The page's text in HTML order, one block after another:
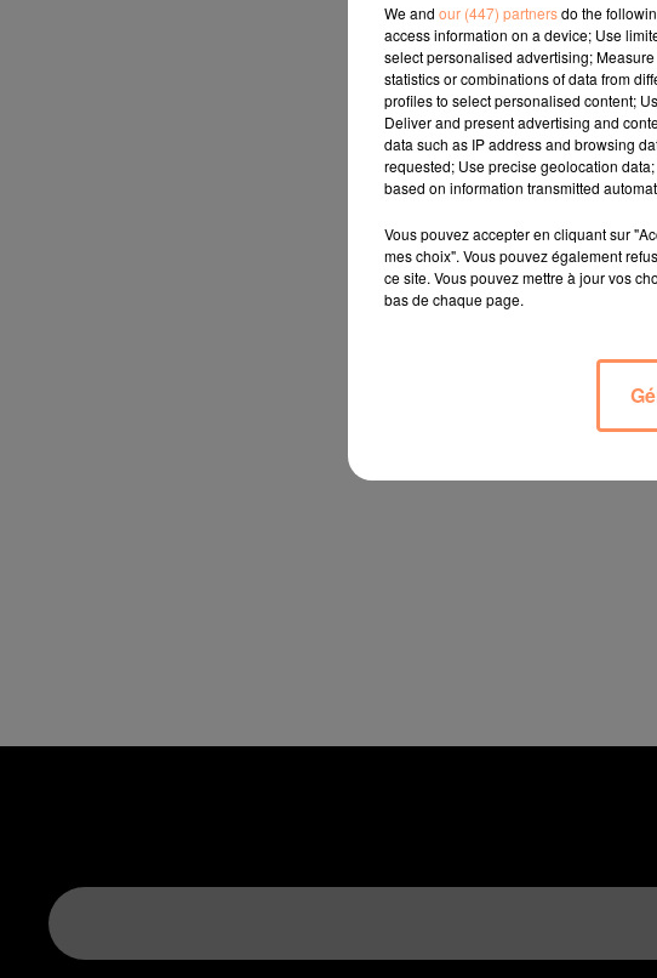
We and our (447) partnersdo the
access information on a device; Use
select personalised advertising;
statistics or combinations of data from
profiles to select personalised content;
Deliver and present advertising and
data such as IP address and browsing
requested; Use precise geolocation
based on information transmitted
Vous pouvez accepter en cliquant sur
mes choix". Vous pouvez également
ce site. Vous pouvez mettre à jour vos
bas de chaque page.